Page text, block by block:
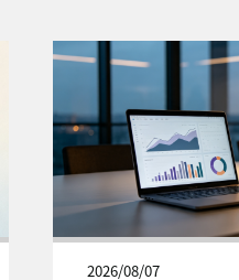
2026/08/07